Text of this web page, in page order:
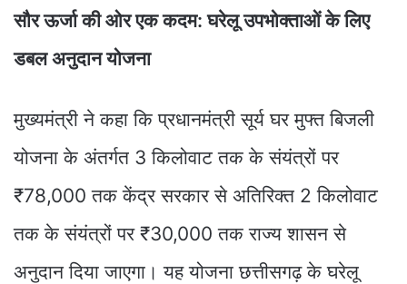
सौर ऊर्जा की ओर एक कदम: घरेलू उपभोक्ताओं के लिए
डबल अनुदान योजना
मुख्यमंत्री ने कहा कि प्रधानमंत्री सूर्य घर मुफ्त बिजली
योजना के अंतर्गत 3 किलोवाट तक के संयंत्रों पर
₹78,000 तक केंद्र सरकार से अतिरिक्त 2 किलोवाट
तक के संयंत्रों पर ₹30,000 तक राज्य शासन से
अनुदान दिया जाएगा। यह योजना छत्तीसगढ़ के घरेलू